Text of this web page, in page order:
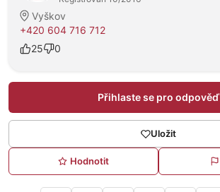
Vyškov
+420 604 716 712
25
0
Přihlaste se pro odpověď
Uložit
Hodnotit